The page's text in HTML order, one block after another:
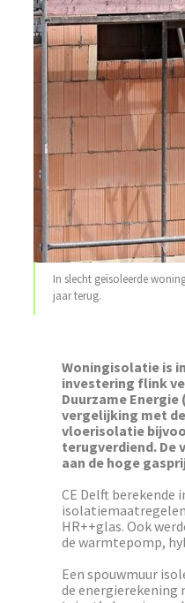
In slecht geïsoleerde
jaar terug.
Woningisolatie is
investering flink
Duurzame
vergelijking met
vloerisolatie
terugverdiend. De
aan de hoge
CE Delft berekende
HR++glas. Ook
de warmtepomp,
Een spouwmuur
de energierekening